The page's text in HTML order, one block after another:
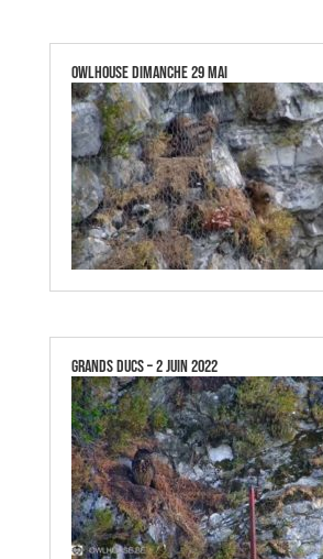
OWLHOUSE DIMANCHE 29 MAI
GRANDS DUCS – 2 JUIN 2022